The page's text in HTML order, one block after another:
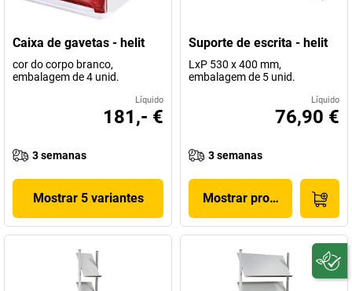
Caixa de gavetas - helit
cor do corpo branco,
embalagem de 4 unid.
Líquido
181,- €
3 semanas
Mostrar 5 variantes
Suporte de escrita - helit
LxP 530 x 400 mm,
embalagem de 5 unid.
Líquido
76,90 €
3 semanas
Mostrar produto